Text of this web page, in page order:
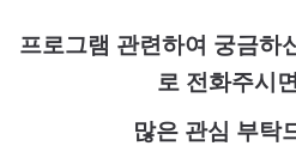
프로그램 관련하여 궁금하
로 전화주시
많은 관심 부탁